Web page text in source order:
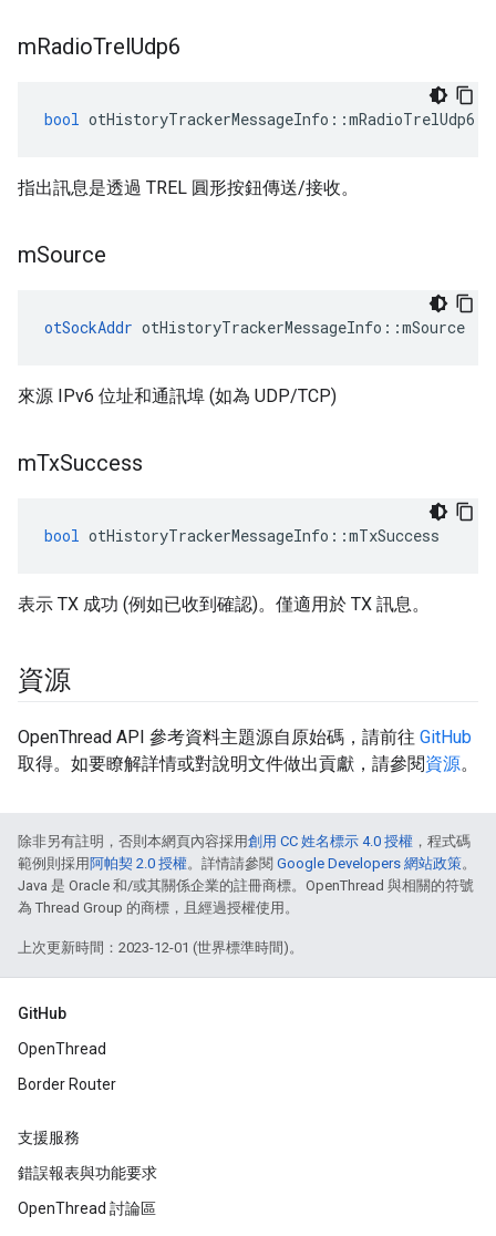
mRadioTrelUdp6
bool otHistoryTrackerMessageInfo ::mRadioTrelUdp6
指出訊息是透過 TREL 圓形按鈕傳送/接收。
mSource
otSockAddr otHistoryTrackerMessageInfo ::mSource
來源 IPv6 位址和通訊埠 (如為 UDP/TCP)
mTxSuccess
bool otHistoryTrackerMessageInfo ::mTxSuccess
表示 TX 成功 (例如已收到確認)。僅適用於 TX 訊息。
資源
OpenThread API 參考資料主題源自原始碼，請前往 GitHub
取得。如要瞭解詳情或對說明文件做出貢獻，請參閱資源。
除非另有註明，否則本網頁內容採用創用 CC 姓名標示 4.0 授權 ，程式碼
範例則採用 阿帕契 2.0 授權。詳情請參閱 Google Developers 網站政策。
Java 是 Oracle 和/或其關係企業的註冊商標。OpenThread 與相關的符號
為 Thread Group 的商標，且經過授權使用。
上次更新時間：2023-12-01 (世界標準時間)。
GitHub
OpenThread
Border Router
支援服務
錯誤報表與功能要求
OpenThread 討論區